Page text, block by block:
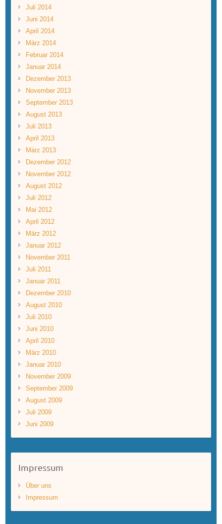
Juli 2014
Juni 2014
April 2014
März 2014
Februar 2014
Januar 2014
Dezember 2013
November 2013
September 2013
August 2013
Juli 2013
April 2013
März 2013
Dezember 2012
November 2012
August 2012
Juli 2012
Mai 2012
April 2012
März 2012
Januar 2012
November 2011
Juli 2011
Januar 2011
Dezember 2010
August 2010
Juli 2010
Juni 2010
April 2010
März 2010
Januar 2010
November 2009
September 2009
August 2009
Juli 2009
Juni 2009
Impressum
Über uns
Impressum